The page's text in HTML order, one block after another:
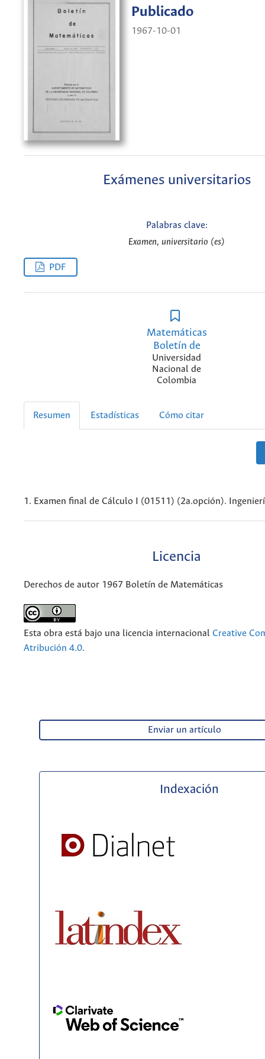
Publicado
1967-10-01
Exámenes universitarios
Palabras clave:
Examen, universitario (es)
PDF
Matemáticas
Boletín de
Universidad
Nacional de
Colombia
Resumen Estadísticas Cómo citar
1. Examen final de Cálculo I (01511) (2a.opción).
Licencia
Derechos de autor 1967 Boletín de Matemáticas
Esta obra está bajo una licencia internacional Creative
Atribución 4.0.
Enviar un artículo
Indexación